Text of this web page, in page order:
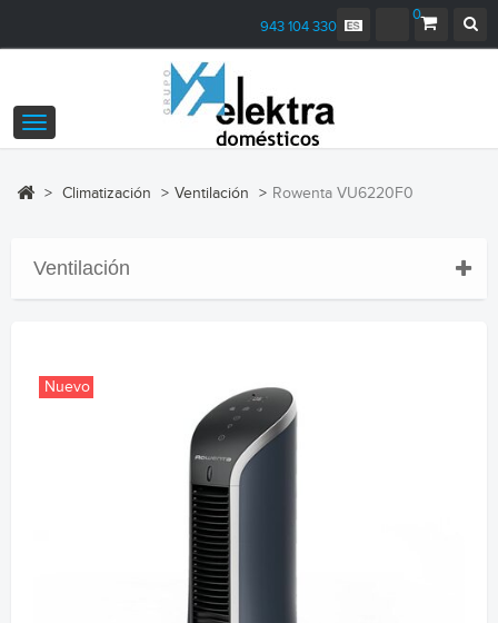
0
943 104 330
Navegación
Toggle
> Climatización > Ventilación > Rowenta VU6220F0
Ventilación
Nuevo